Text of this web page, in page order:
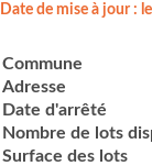
Date de mise à jour :
Commune
Adresse
Date d'arrêté
Nombre de lots
Surface des lots